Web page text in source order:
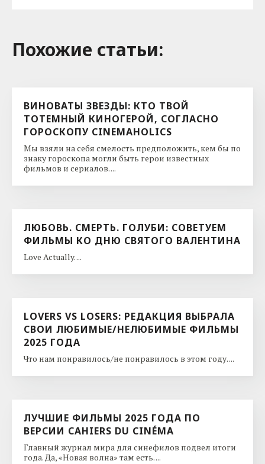
Похожие cтатьи:
ВИНОВАТЫ ЗВЕЗДЫ: КТО ТВОЙ
ТОТЕМНЫЙ КИНОГЕРОЙ, СОГЛАСНО
ГОРОСКОПУ CINEMAHOLICS
Мы взяли на себя смелость предположить, кем бы по
знаку гороскопа могли быть герои известных
фильмов и сериалов. ...
ЛЮБОВЬ. СМЕРТЬ. ГОЛУБИ: СОВЕТУЕМ
ФИЛЬМЫ КО ДНЮ CВЯТОГО ВАЛЕНТИНА
Love Actually. ...
LOVERS VS LOSERS: РЕДАКЦИЯ ВЫБРАЛА
СВОИ ЛЮБИМЫЕ/НЕЛЮБИМЫЕ ФИЛЬМЫ
2025 ГОДА
Что нам понравилось/не понравилось в этом году. ...
ЛУЧШИЕ ФИЛЬМЫ 2025 ГОДА ПО
ВЕРСИИ CAHIERS DU CINÉMA
Главный журнал мира для синефилов подвел итоги
года. Да, «Новая волна» там есть. ...